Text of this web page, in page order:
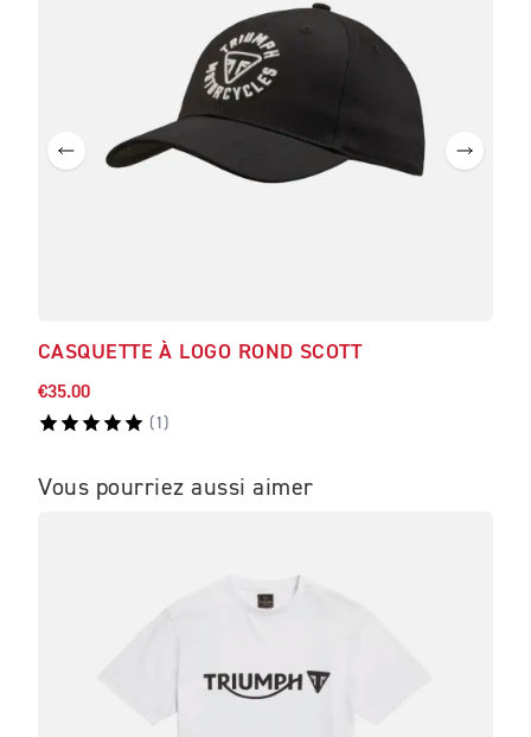
CASQUETTE À LOGO ROND SCOTT
€35.00
( 1 )
Vous pourriez aussi aimer